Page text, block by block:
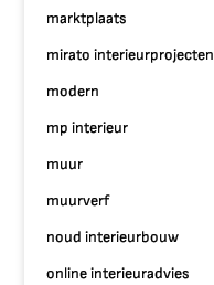
marktplaats
mirato interieurprojecten
modern
mp interieur
muur
muurverf
noud interieurbouw
online interieuradvies